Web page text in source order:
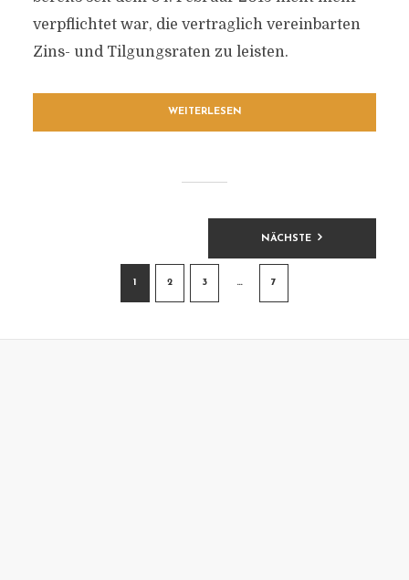
verpflichtet war, die vertraglich vereinbarten
Zins- und Tilgungsraten zu leisten.
WEITERLESEN
BEITRAGSNAVIGATION
1 2 3 … 7
NÄCHSTE